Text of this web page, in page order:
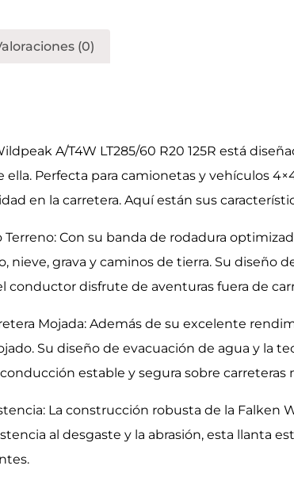
(0)
A/T4W LT285/60 R20 125R está
ella. Perfecta para camionetas y vehículos
en la carretera. Aquí están sus
Con su banda de rodadura
nieve, grava y caminos de tierra. Su diseño
conductor disfrute de aventuras fuera de
Mojada: Además de su excelente
Su diseño de evacuación de agua y la
estable y segura sobre carreteras
La construcción robusta de la Falken
al desgaste y la abrasión, esta llanta